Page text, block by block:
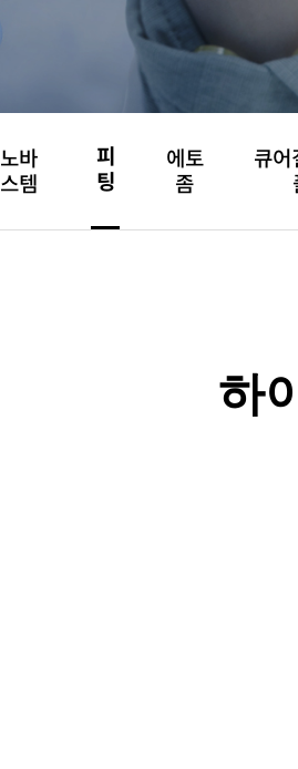
노바
스템
피
팅
에토
좀
큐어
하